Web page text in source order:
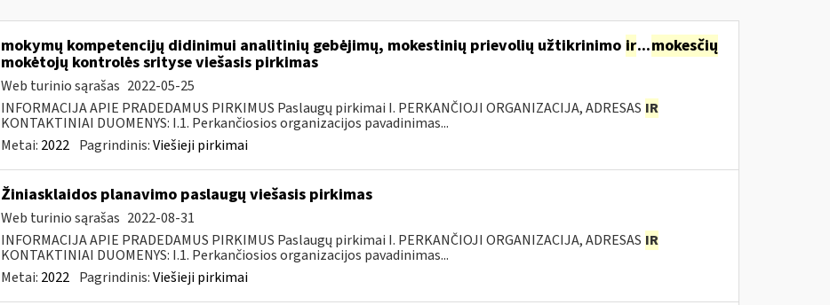
mokymų kompetencijų didinimui analitinių gebėjimų, mokestinių prievolių užtikrinimo ir...mokesčių
mokėtojų kontrolės srityse viešasis pirkimas
Web turinio sąrašas 2022-05-25
INFORMACIJA APIE PRADEDAMUS PIRKIMUS Paslaugų pirkimai I. PERKANČIOJI ORGANIZACIJA, ADRESAS IR
KONTAKTINIAI DUOMENYS: I.1. Perkančiosios organizacijos pavadinimas...
Metai: 2022 Pagrindinis:Viešieji pirkimai
Žiniasklaidos planavimo paslaugų viešasis pirkimas
Web turinio sąrašas 2022-08-31
INFORMACIJA APIE PRADEDAMUS PIRKIMUS Paslaugų pirkimai I. PERKANČIOJI ORGANIZACIJA, ADRESAS IR
KONTAKTINIAI DUOMENYS: I.1. Perkančiosios organizacijos pavadinimas...
Metai: 2022 Pagrindinis:Viešieji pirkimai